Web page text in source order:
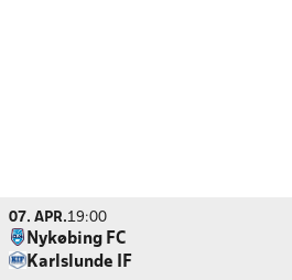
07. APR.19:00
Nykøbing FC
Karlslunde IF